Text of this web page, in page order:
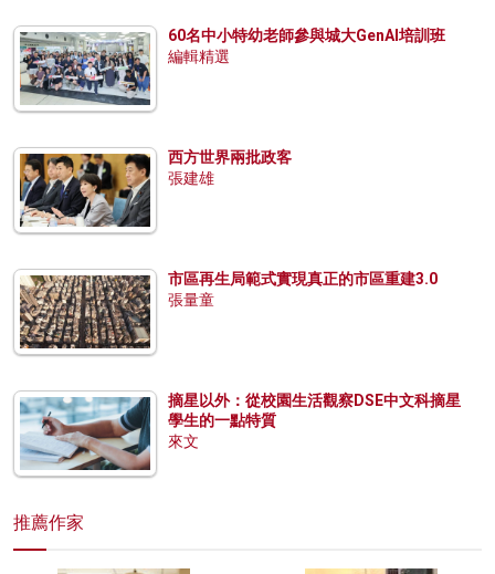
60名中小特幼老師參與城大GenAI培訓班
編輯精選
西方世界兩批政客
張建雄
市區再生局範式實現真正的市區重建3.0
張量童
摘星以外：從校園生活觀察DSE中文科摘星
學生的一點特質
來文
推薦作家